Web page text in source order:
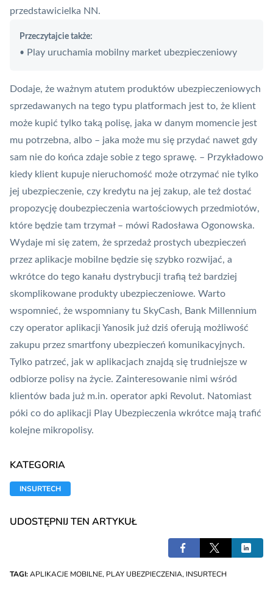
przedstawicielka NN.
Przeczytajcie także:
• Play uruchamia mobilny market ubezpieczeniowy
Dodaje, że ważnym atutem produktów ubezpieczeniowych
sprzedawanych na tego typu platformach jest to, że klient
może kupić tylko taką polisę, jaka w danym momencie jest
mu potrzebna, albo – jaka może mu się przydać nawet gdy
sam nie do końca zdaje sobie z tego sprawę. – Przykładowo
kiedy klient kupuje nieruchomość może otrzymać nie tylko
jej ubezpieczenie, czy kredytu na jej zakup, ale też dostać
propozycję doubezpieczenia wartościowych przedmiotów,
które będzie tam trzymał – mówi Radosława Ogonowska.
Wydaje mi się zatem, że sprzedaż prostych ubezpieczeń
przez aplikacje mobilne będzie się szybko rozwijać, a
wkrótce do tego kanału dystrybucji trafią też bardziej
skomplikowane produkty ubezpieczeniowe. Warto
wspomnieć, że wspomniany tu SkyCash, Bank Millennium
czy operator aplikacji Yanosik już dziś oferują możliwość
zakupu przez smartfony ubezpieczeń komunikacyjnych.
Tylko patrzeć, jak w aplikacjach znajdą się trudniejsze w
odbiorze polisy na życie. Zainteresowanie nimi wśród
klientów bada już m.in. operator apki Revolut. Natomiast
póki co do aplikacji Play Ubezpieczenia wkrótce mają trafić
kolejne mikropolisy.
KATEGORIA
INSURTECH
UDOSTĘPNIJ TEN ARTYKUŁ
TAGI:APLIKACJE MOBILNE, PLAY UBEZPIECZENIA, INSURTECH